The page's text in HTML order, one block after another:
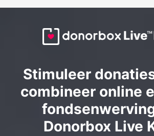
Stimuleer
combineer online
Donorbox Live